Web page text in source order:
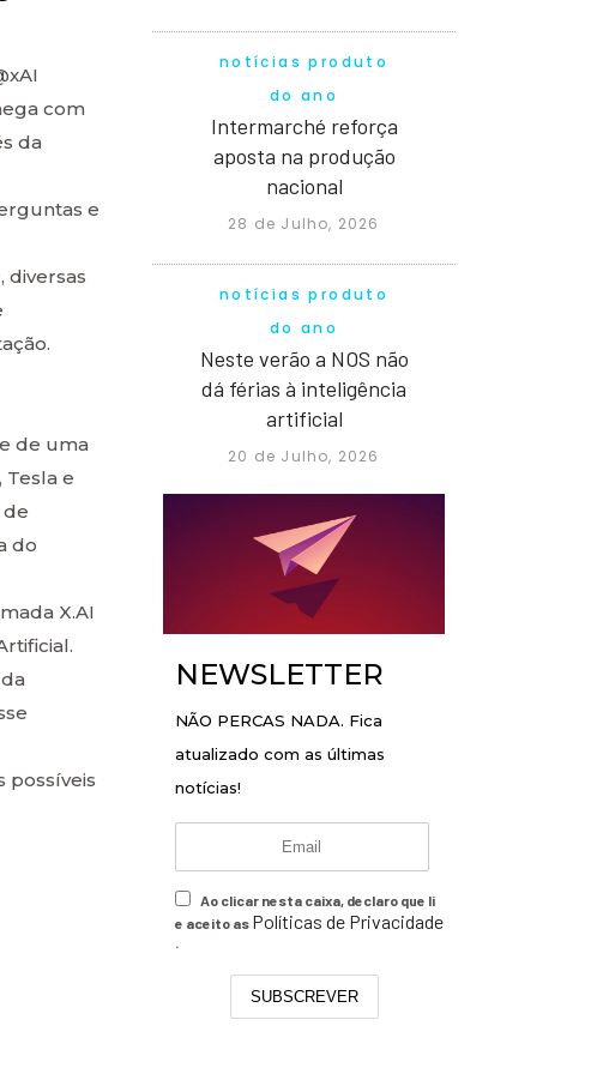
com
da
e
diversas
de uma
e
do
X.AI
possíveis
notícias produto
do ano
Intermarché reforça
aposta na produção
nacional
28 de Julho, 2026
notícias produto
do ano
Neste verão a NOS não
dá férias à inteligência
artificial
20 de Julho, 2026
NEWSLETTER
NÃO PERCAS NADA. Fica
atualizado com as últimas
notícias!
Ao clicar nesta caixa, declaro que li
e aceito as Políticas de Privacidade
.
SUBSCREVER